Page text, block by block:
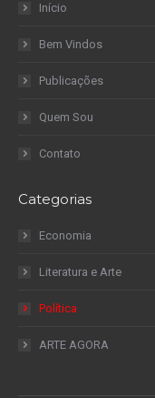
Início
Bem Vindos
Publicações
Quem Sou
Contato
Categorias
Economia
Literatura e Arte
Política
ARTE AGORA